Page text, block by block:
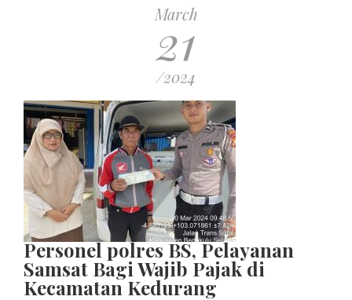
March
21
/2024
Personel polres BS, Pelayanan
Samsat Bagi Wajib Pajak di
Kecamatan Kedurang